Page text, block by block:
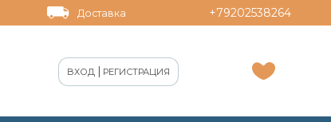
Доставка +79202538264
ВХОД |РЕГИСТРАЦИЯ